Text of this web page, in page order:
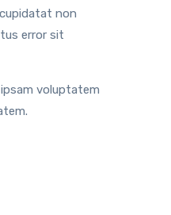
non
error sit
voluptatem